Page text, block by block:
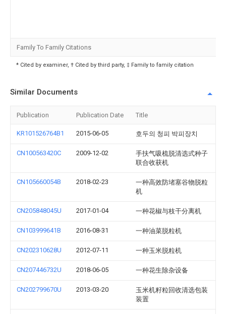
Family To Family Citations
* Cited by examiner, † Cited by third party, ‡ Family to family citation
Similar Documents
Publication Publication Date Title
KR101526764B1 2015-06-05 호두의 청피 박피장치
CN100563420C 2009-12-02
手扶气吸梳脱清选式种子
联合收获机
CN105660054B 2018-02-23
一种高效防堵塞谷物脱粒
机
CN205848045U 2017-01-04 一种花椒与枝干分离机
CN103999641B 2016-08-31 一种油菜脱粒机
CN202310628U 2012-07-11 一种玉米脱粒机
CN207446732U 2018-06-05 一种花生除杂设备
CN202799670U 2013-03-20
玉米机籽粒回收清选包装
装置